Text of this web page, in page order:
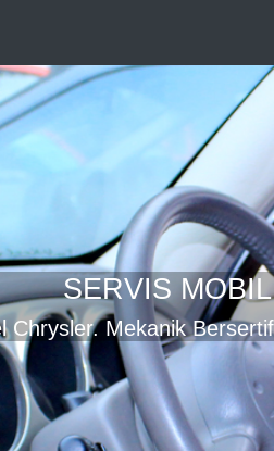
SERVIS
Chrysler. Mekanik